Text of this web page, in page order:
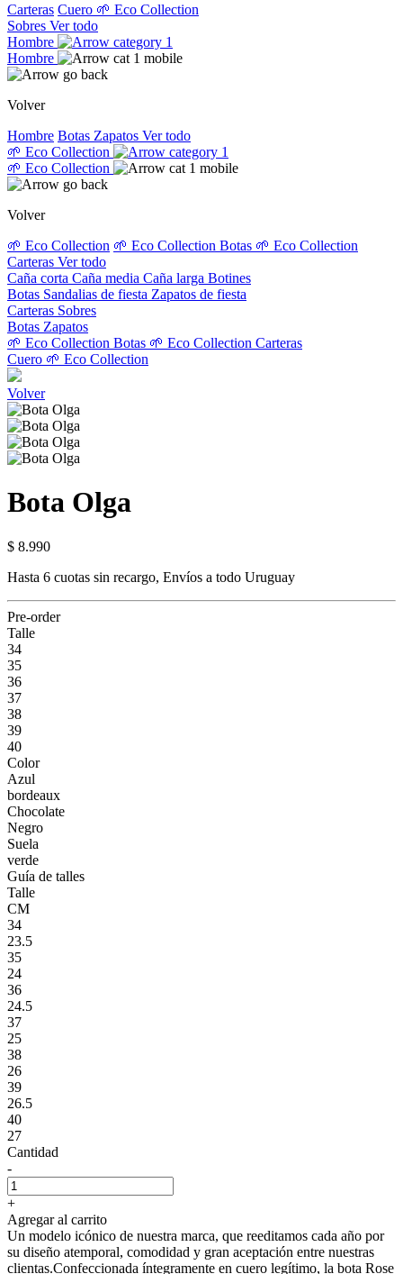
Carteras Cuero 🌱 Eco Collection
Sobres Ver todo
Hombre
Hombre
Volver
Hombre Botas Zapatos Ver todo
🌱 Eco Collection
🌱 Eco Collection
Volver
🌱 Eco Collection 🌱 Eco Collection Botas 🌱 Eco Collection
Carteras Ver todo
Caña corta Caña media Caña larga Botines
Botas Sandalias de fiesta Zapatos de fiesta
Carteras Sobres
Botas Zapatos
🌱 Eco Collection Botas 🌱 Eco Collection Carteras
Cuero 🌱 Eco Collection
Volver
Bota Olga
$ 8.990
Hasta 6 cuotas sin recargo, Envíos a todo Uruguay
Pre-order
Talle
34
35
36
37
38
39
40
Color
Azul
bordeaux
Chocolate
Negro
Suela
verde
Guía de talles
Talle
CM
34
23.5
35
24
36
24.5
37
25
38
26
39
26.5
40
27
Cantidad
-
+
Agregar al carrito
Un modelo icónico de nuestra marca, que reeditamos cada año por
su diseño atemporal, comodidad y gran aceptación entre nuestras
clientas.Confeccionada íntegramente en cuero legítimo, la bota Rose